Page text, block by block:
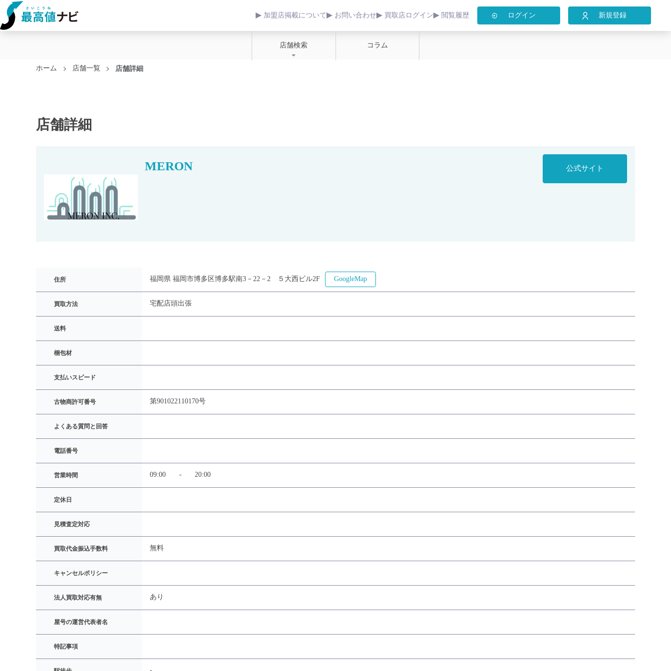
加盟店掲載について お問い合わせ 買取店ログイン 閲覧履歴 ログイン 新規登録
店舗検索 コラム
ホーム 店舗一覧 店舗詳細
店舗詳細
MERON 公式サイト
住所 福岡県 福岡市博多区博多駅南3－22－2 ５大西ビル2F GoogleMap
買取方法 宅配店頭出張
送料
梱包材
支払いスピード
古物商許可番号 第901022110170号
よくある質問と回答
電話番号
営業時間 09:00 - 20:00
定休日
見積査定対応
買取代金振込手数料 無料
キャンセルポリシー
法人買取対応有無 あり
屋号の運営代表者名
特記事項